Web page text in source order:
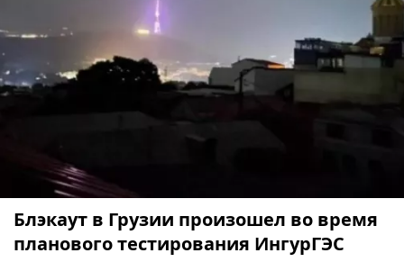
Блэкаут в Грузии произошел во время
планового тестирования ИнгурГЭС